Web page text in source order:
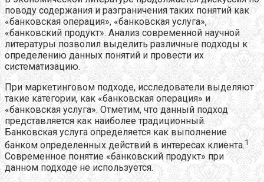
поводу содержания и разграничения таких понятий как
«банковская операция», «банковская услуга»,
«банковский продукт». Анализ современной научной
литературы позволил выделить различные подходы к
определению данных понятий и провести их
систематизацию.
При маркетинговом подходе, исследователи выделяют
такие категории, как «банковская операция» и
«банковская услуга». Отметим, что данный подход
представляется как наиболее традиционный.
Банковская услуга определяется как выполнение
банком определенных действий в интересах клиента.1
Современное понятие «банковский продукт» при
данном подходе не используется.